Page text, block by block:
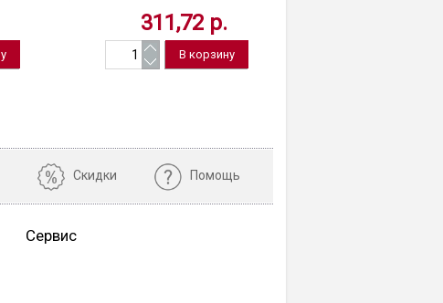
311,72 р.
Скидки Помощь
Сервис